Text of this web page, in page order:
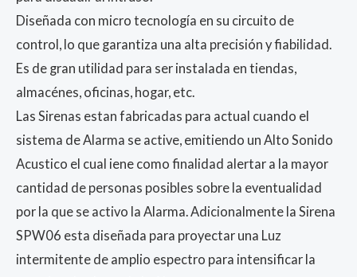
Diseñada con micro tecnología en su circuito de
control, lo que garantiza una alta precisión y fiabilidad.
Es de gran utilidad para ser instalada en tiendas,
almacénes, oficinas, hogar, etc.
Las Sirenas estan fabricadas para actual cuando el
sistema de Alarma se active, emitiendo un Alto Sonido
Acustico el cual iene como finalidad alertar a la mayor
cantidad de personas posibles sobre la eventualidad
por la que se activo la Alarma. Adicionalmente la Sirena
SPW06 esta diseñada para proyectar una Luz
intermitente de amplio espectro para intensificar la